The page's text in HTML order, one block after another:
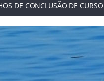
DE CONCLUSÃO DE CURSO